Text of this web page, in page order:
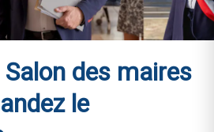
des maires
le